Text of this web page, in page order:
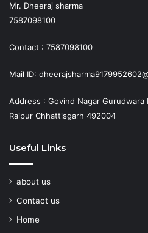
Mr. Dheeraj sharma
7587098100
Contact : 7587098100
Mail ID:
Address : Govind Nagar Gurudwara
Raipur Chhattisgarh 492004
Useful Links
about us
Contact us
Home